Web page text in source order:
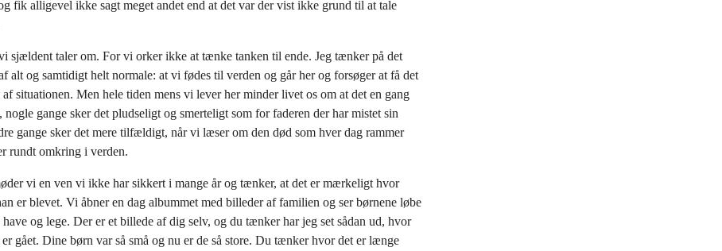
fik alligevel ikke sagt meget andet end at det var der vist ikke grund til at tale
sjældent taler om. For vi orker ikke at tænke tanken til ende. Jeg tænker på det
alt og samtidigt helt normale: at vi fødes til verden og går her og forsøger at få det
af situationen. Men hele tiden mens vi lever her minder livet os om at det en gang
nogle gange sker det pludseligt og smerteligt som for faderen der har mistet sin
gange sker det mere tilfældigt, når vi læser om den død som hver dag rammer
rundt omkring i verden.
vi en ven vi ikke har sikkert i mange år og tænker, at det er mærkeligt hvor
er blevet. Vi åbner en dag albummet med billeder af familien og ser børnene løbe
og lege. Der er et billede af dig selv, og du tænker har jeg set sådan ud, hvor
gået. Dine børn var så små og nu er de så store. Du tænker hvor det er længe